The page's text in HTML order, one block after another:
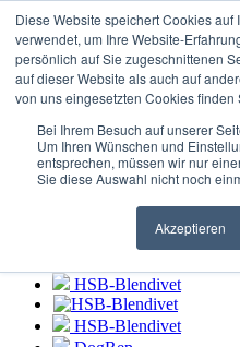
Diese Website speichert Cookies
verwendet, um Ihre Website-
persönlich auf Sie zugeschnittenen
auf dieser Website als auch auf
von uns eingesetzten Cookies
Bei Ihrem Besuch auf unserer
Um Ihren Wünschen und
entsprechen, müssen wir nur
Sie diese Auswahl nicht noch
Akzeptieren
Login zumHSB-Blendivet
HSB-Blendivet
DogRep
DogRep
DogStock
DogStock
HSB-Blendivet
HSB-Blendivet